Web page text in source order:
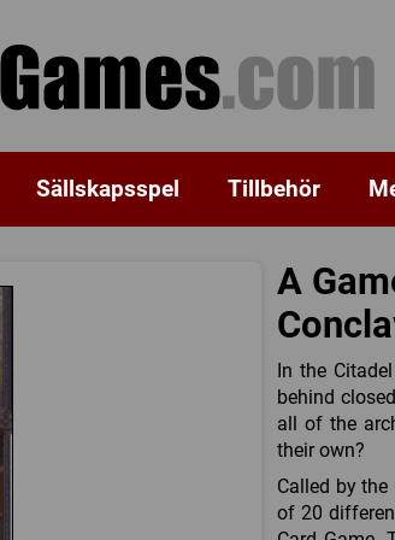
Sällskapsspel Tillbehör
A
In the
behind
all of the
their own?
Called by
of 20